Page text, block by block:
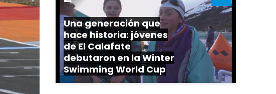
Una generación que
hace historia: jóvenes
de El Calafate
debutaron en la Winter
Swimming World Cup